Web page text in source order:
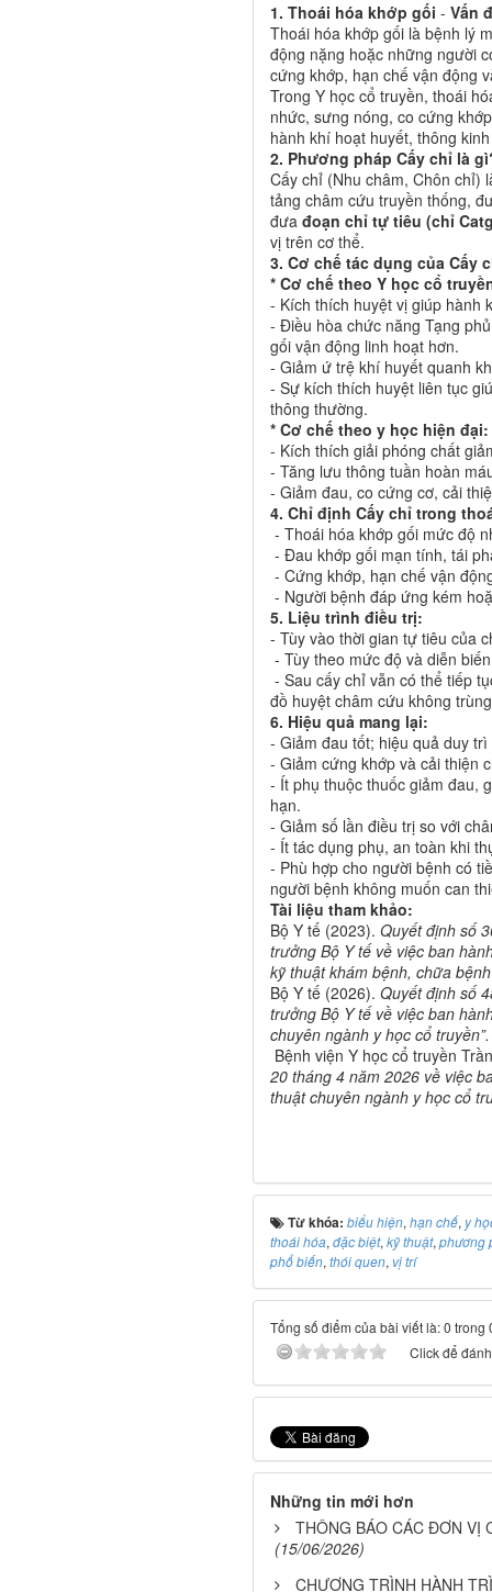
1. Thoái hóa khớp gối - Vấn
Thoái hóa khớp gối là bệnh lý
động nặng hoặc những người
cứng khớp, hạn chế vận động
Trong Y học cổ truyền, thoái
nhức, sưng nóng, co cứng
hành khí hoạt huyết, thông
2. Phương pháp Cấy chỉ là
Cấy chỉ (Nhu châm, Chôn chỉ)
tảng châm cứu truyền thống,
đưa đoạn chỉ tự tiêu (chỉ
vị trên cơ thể.
3. Cơ chế tác dụng của Cấy
* Cơ chế theo Y học cổ
- Kích thích huyệt vị giúp hành
- Điều hòa chức năng Tạng
gối vận động linh hoạt hơn.
- Giảm ứ trệ khí huyết quanh
- Sự kích thích huyệt liên tục
thông thường.
* Cơ chế theo y học hiện đại:
- Kích thích giải phóng chất
- Tăng lưu thông tuần hoàn
- Giảm đau, co cứng cơ, cải
4. Chỉ định Cấy chỉ trong
- Thoái hóa khớp gối mức độ
- Đau khớp gối mạn tính, tái
- Cứng khớp, hạn chế vận
- Người bệnh đáp ứng kém
5. Liệu trình điều trị:
- Tùy vào thời gian tự tiêu của
- Tùy theo mức độ và diễn
- Sau cấy chỉ vẫn có thể tiếp
đồ huyệt châm cứu không
6. Hiệu quả mang lại:
- Giảm đau tốt; hiệu quả duy
- Giảm cứng khớp và cải thiện
- Ít phụ thuộc thuốc giảm đau,
hạn.
- Giảm số lần điều trị so với
- Ít tác dụng phụ, an toàn khi
- Phù hợp cho người bệnh có
người bệnh không muốn can
Tài liệu tham khảo:
Bộ Y tế (2023). Quyết định số
trưởng Bộ Y tế về việc ban
kỹ thuật khám bệnh, chữa
Bộ Y tế (2026). Quyết định số
trưởng Bộ Y tế về việc ban
chuyên ngành y học cổ truyền”.
Bệnh viện Y học cổ truyền
20 tháng 4 năm 2026 về việc
thuật chuyên ngành y học cổ
Từ khóa: biểu hiện, hạn chế, y
thoái hóa, đặc biệt, kỹ thuật, phương
phổ biến, thói quen, vị trí
Tổng số điểm của bài viết là: 0 trong
Click để
Những tin mới hơn
THÔNG BÁO CÁC ĐƠN VỊ
(15/06/2026)
CHƯƠNG TRÌNH HÀNH